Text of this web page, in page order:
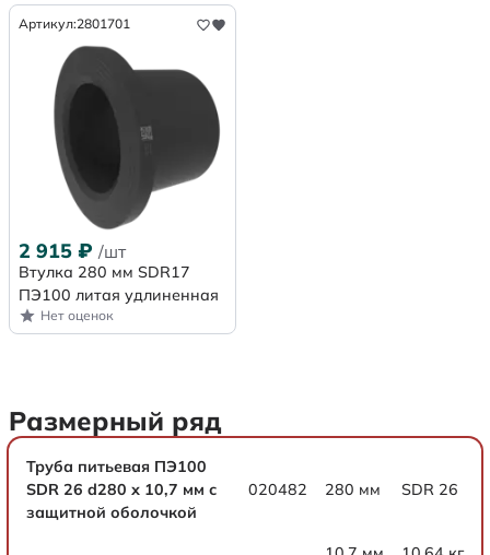
Артикул:2801701
2 915 ₽ /шт
Втулка 280 мм SDR17
ПЭ100 литая удлиненная
Нет оценок
Размерный ряд
Труба питьевая ПЭ100
SDR 26 d280 х 10,7 мм с
защитной оболочкой
020482 280 мм SDR 26